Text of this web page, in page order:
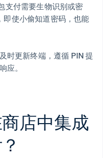
支付需要生物识别或密
使小偷知道密码，也能
时更新终端，遵循 PIN 提
应。
店中集成